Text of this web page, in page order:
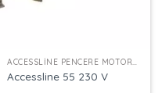
Accessline 55 230 V